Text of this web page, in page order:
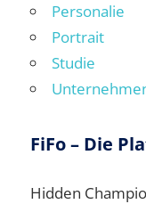
Personalie
Portrait
Studie
FiFo – Die
Hidden